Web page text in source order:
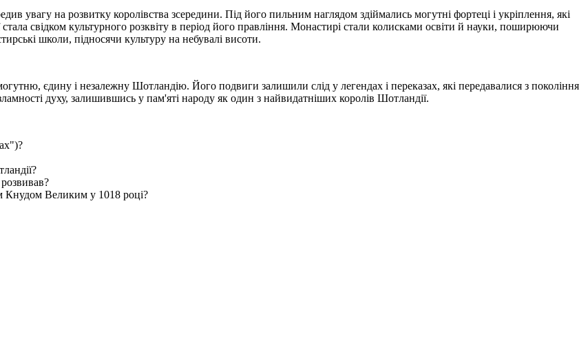
увагу на розвитку королівства зсередини. Під його пильним наглядом здіймались могутні фортеці і укріплення, які
свідком культурного розквіту в період його правління. Монастирі стали колисками освіти й науки, поширюючи
школи, підносячи культуру на небувалі висоти.
єдину і незалежну Шотландію. Його подвиги залишили слід у легендах і переказах, які передавалися з покоління
духу, залишившись у пам'яті народу як один з найвидатніших королів Шотландії.
Кнудом Великим у 1018 році?